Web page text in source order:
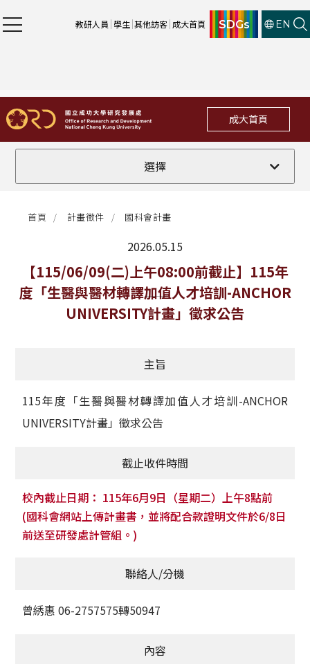
教研人員 學生 其他訪客 成大首頁 SDGs EN
成大首頁
選擇
全部
法規修訂
補助獎項
活動訊息
學術榮譽
其他
活動花絮
首頁 計畫徵件 國科會計畫
2026.05.15
最新消息
【115/06/09(二)上午08:00前截止】115年
度「生醫與醫材轉譯加值人才培訓-ANCHOR
UNIVERSITY計畫」徵求公告
主旨
115年度「生醫與醫材轉譯加值人才培訓-ANCHOR
UNIVERSITY計畫」徵求公告
截止收件時間
校內截止日期： 115年6月9日（星期二）上午8點前
(國科會網站上傳計畫書，並將配合款證明文件於6/8日
前送至研發處計管組。)
聯絡人/分機
曾綉惠 06-2757575轉50947
內容